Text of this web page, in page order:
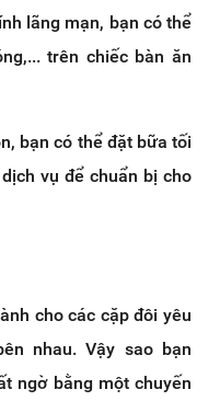
lãng mạn, bạn có thể
trên chiếc bàn ăn
bạn có thể đặt bữa tối
vụ để chuẩn bị cho
cho các cặp đôi yêu
nhau. Vậy sao bạn
ngờ bằng một chuyến